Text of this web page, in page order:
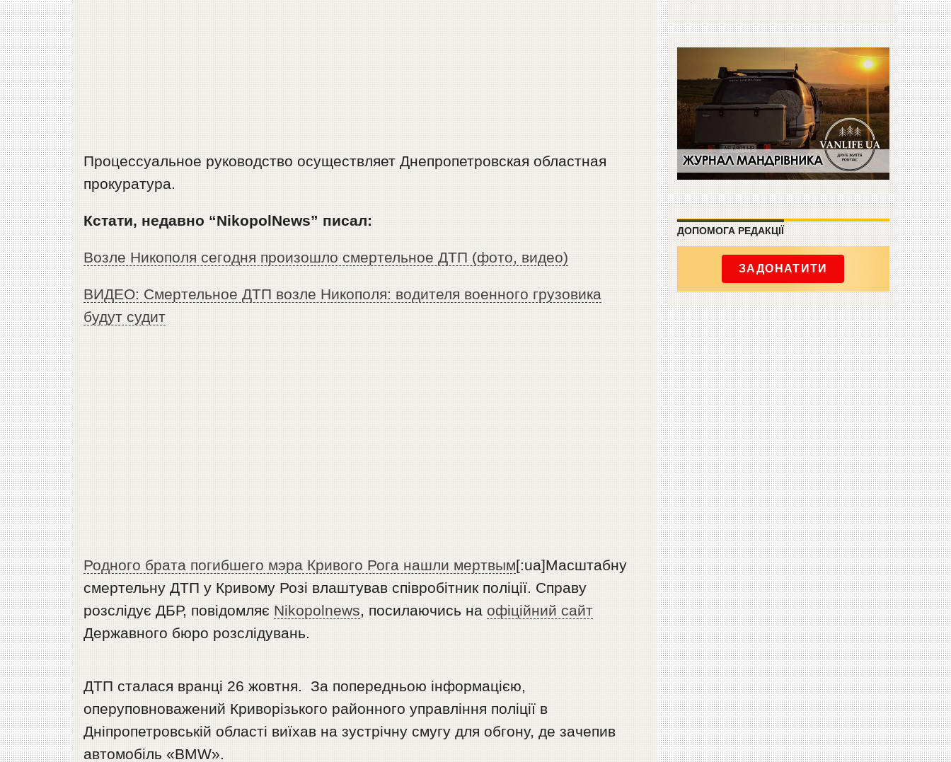
Процессуальное руководство осуществляет Днепропетровская областная
прокуратура.
Кстати, недавно “NikopolNews” писал:
Возле Никополя сегодня произошло смертельное ДТП (фото, видео)
ВИДЕО: Смертельное ДТП возле Никополя: водителя военного грузовика
будут судит
Родного брата погибшего мэра Кривого Рога нашли мертвым[:ua]Масштабну
смертельну ДТП у Кривому Розі влаштував співробітник поліції. Справу
розслідує ДБР, повідомляє Nikopolnews, посилаючись наофіційний сайт
Державного бюро розслідувань.
ДТП сталася вранці 26 жовтня. За попередньою інформацією,
оперуповноважений Криворізького районного управління поліції в
Дніпропетровській області виїхав на зустрічну смугу для обгону, де зачепив
автомобіль «BMW».
ДОПОМОГА РЕДАКЦІЇ
ЗАДОНАТИТИ